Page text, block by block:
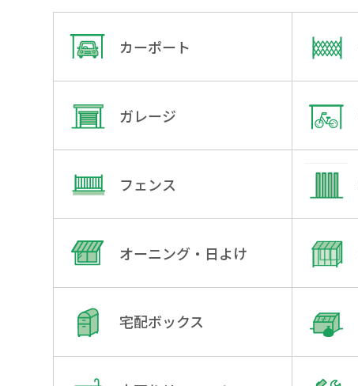
カーポート
ガレージ
フェンス
オーニング・日よけ
宅配ボックス